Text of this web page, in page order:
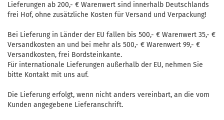
Lieferungen ab 200,- € Warenwert sind innerhalb Deutschlands
frei Hof, ohne zusätzliche Kosten für Versand und Verpackung!
Bei Lieferung in Länder der EU fallen bis 500,- € Warenwert 35,- €
Versandkosten an und bei mehr als 500,- € Warenwert 99,- €
Versandkosten, frei Bordsteinkante.
Für internationale Lieferungen außerhalb der EU, nehmen Sie
bitte Kontakt mit uns auf.
Die Lieferung erfolgt, wenn nicht anders vereinbart, an die vom
Kunden angegebene Lieferanschrift.